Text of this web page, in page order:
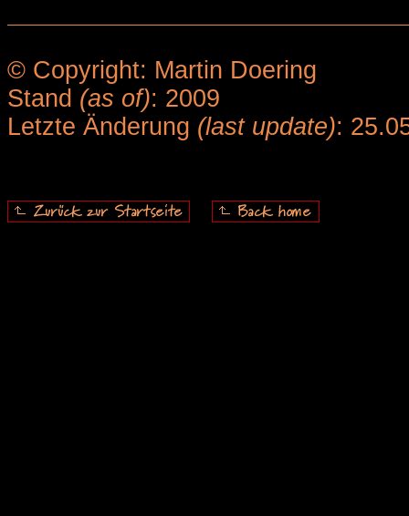
© Copyright: Martin Doering
Stand (as of): 2009
Letzte Änderung (last update):